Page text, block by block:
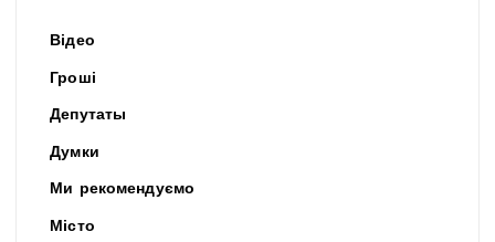
Відео
Гроші
Депутаты
Думки
Ми рекомендуємо
Місто